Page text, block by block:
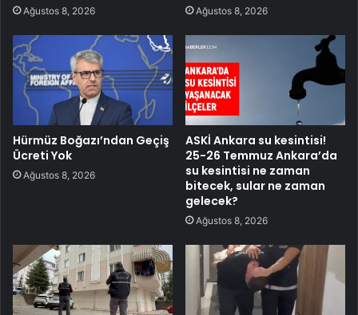
Ağustos 8, 2026 Ağustos 8, 2026
Hürmüz Boğazı’ndan Geçiş
Ücreti Yok
Ağustos 8, 2026
ASKİ Ankara su kesintisi!
25-26 Temmuz Ankara’da
su kesintisi ne zaman
bitecek, sular ne zaman
gelecek?
Ağustos 8, 2026